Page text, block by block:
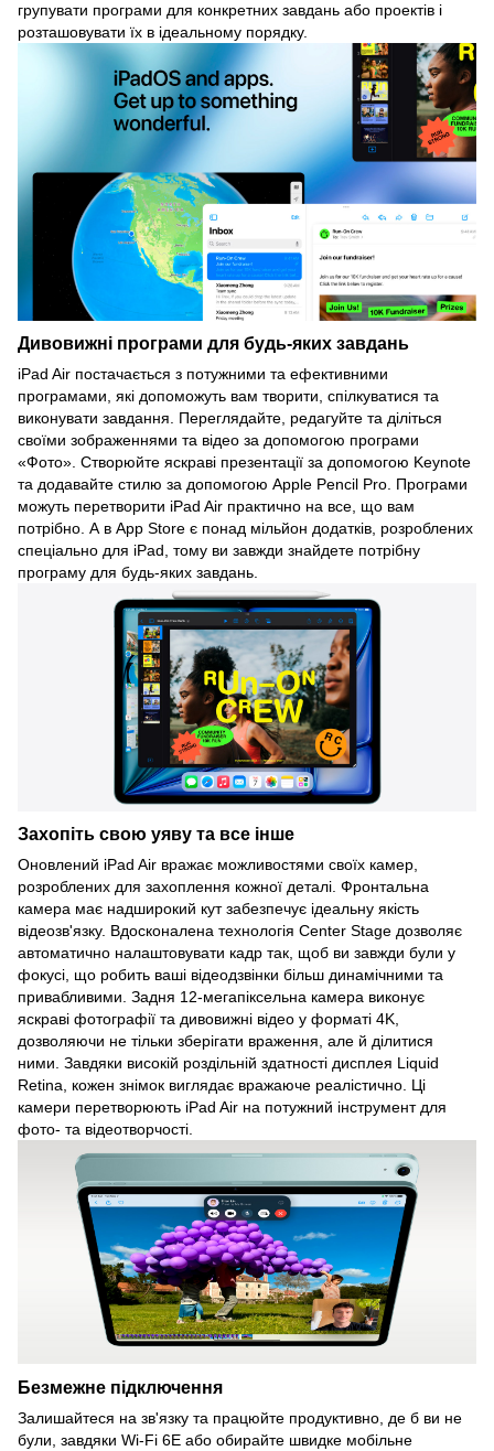
групувати програми для конкретних завдань або проектів і
розташовувати їх в ідеальному порядку.
Дивовижні програми для будь-яких завдань
iPad Air постачається з потужними та ефективними
програмами, які допоможуть вам творити, спілкуватися та
виконувати завдання. Переглядайте, редагуйте та діліться
своїми зображеннями та відео за допомогою програми
«Фото». Створюйте яскраві презентації за допомогою Keynote
та додавайте стилю за допомогою Apple Pencil Pro. Програми
можуть перетворити iPad Air практично на все, що вам
потрібно. А в App Store є понад мільйон додатків, розроблених
спеціально для iPad, тому ви завжди знайдете потрібну
програму для будь-яких завдань.
Захопіть свою уяву та все інше
Оновлений iPad Air вражає можливостями своїх камер,
розроблених для захоплення кожної деталі. Фронтальна
камера має надширокий кут забезпечує ідеальну якість
відеозв'язку. Вдосконалена технологія Center Stage дозволяє
автоматично налаштовувати кадр так, щоб ви завжди були у
фокусі, що робить ваші відеодзвінки більш динамічними та
привабливими. Задня 12-мегапіксельна камера виконує
яскраві фотографії та дивовижні відео у форматі 4K,
дозволяючи не тільки зберігати враження, але й ділитися
ними. Завдяки високій роздільній здатності дисплея Liquid
Retina, кожен знімок виглядає вражаюче реалістично. Ці
камери перетворюють iPad Air на потужний інструмент для
фото- та відеотворчості.
Безмежне підключення
Залишайтеся на зв'язку та працюйте продуктивно, де б ви не
були, завдяки Wi-Fi 6E або обирайте швидке мобільне